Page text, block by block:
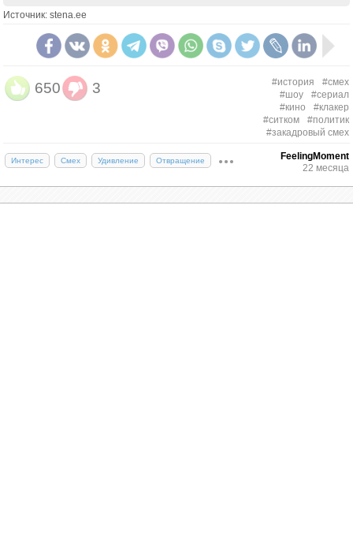
Но впервые смех из зала стал трендом в XVI веке
во Франции. Поэт Жан Дюрат, сомневаясь в своем
таланте и благодарности зрителей, раздавал
бесплатно билеты на свои выступления, с
Источник: stena.ee
650 3 #история
#смех
#шоу
#сериал
#кино
#клакер
#ситком
#политик
#закадровый смех
Интерес Смех Удивление Отвращение
FeelingMoment
22 месяца